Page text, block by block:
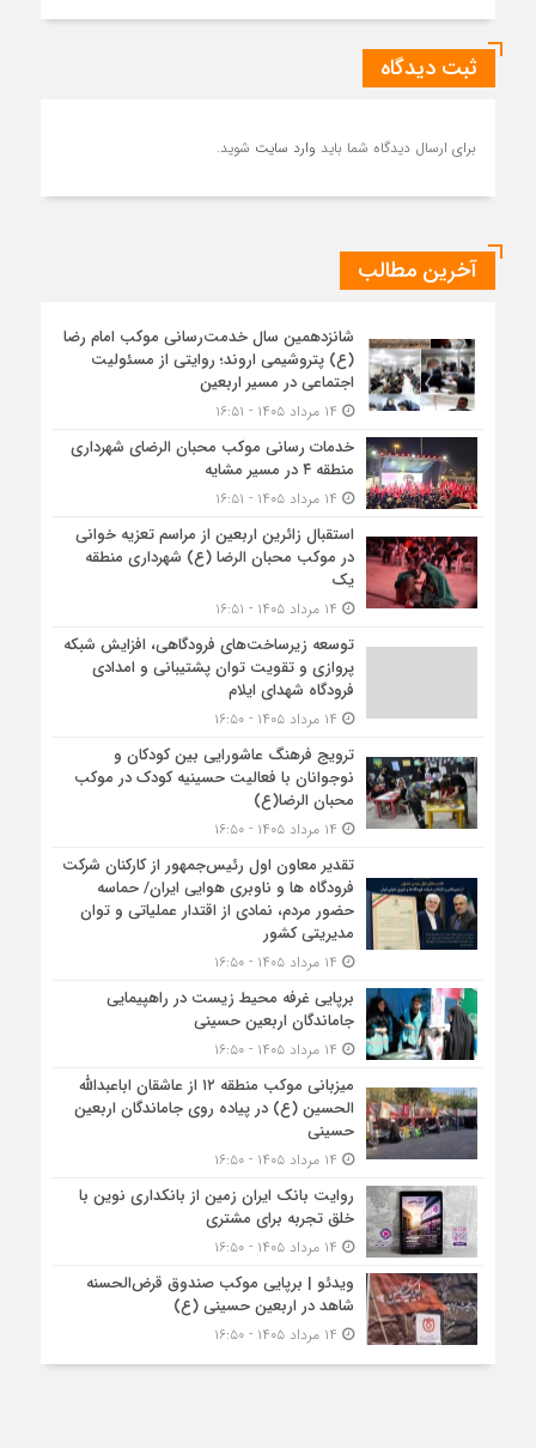
ثبت دیدگاه
برای ارسال دیدگاه شما باید وارد سایت شوید.
آخرین مطالب
شانزدهمین سال خدمت‌رسانی موکب امام رضا
(ع) پتروشیمی اروند؛ روایتی از مسئولیت
اجتماعی در مسیر اربعین
خدمات رسانی موکب محبان الرضای شهرداری
منطقه ۴ در مسیر مشایه
استقبال زائرین اربعین از مراسم تعزیه خوانی
در موکب محبان الرضا (ع) شهرداری منطقه
یک
توسعه زیرساخت‌های فرودگاهی، افزایش شبکه
پروازی و تقویت توان پشتیبانی و امدادی
فرودگاه شهدای ایلام
ترویج فرهنگ عاشورایی بین کودکان و
نوجوانان با فعالیت حسینیه کودک در موکب
محبان الرضا(ع)
تقدیر معاون اول رئیس‌جمهور از کارکنان شرکت
فرودگاه ها و ناوبری هوایی ایران/ حماسه
حضور مردم، نمادی از اقتدار عملیاتی و توان
مدیریتی کشور
برپایی غرفه محیط زیست در راهپیمایی
جاماندگان اربعین حسینی
میزبانی موکب منطقه ۱۲ از عاشقان اباعبدالله
الحسین (ع) در پیاده روی جاماندگان اربعین
حسینی
روایت بانک ایران زمین از بانکداری نوین با
خلق تجربه برای مشتری
ویدئو | برپایی موکب صندوق قرض‌الحسنه
شاهد در اربعین حسینی (ع)